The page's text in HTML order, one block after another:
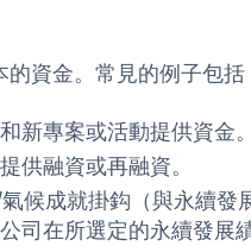
資金。常見的例子包括
新專案或活動提供資金。
供融資或再融資。
候成就掛鈎（與永續發
司在所選定的永續發展